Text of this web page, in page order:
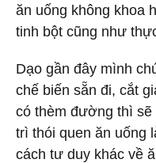
ăn uống không khoa
tinh bột cũng như
Dạo gần đây mình
chế biến sẵn đi, cắt
có thèm đường thì
trì thói quen ăn uống
cách tư duy khác về